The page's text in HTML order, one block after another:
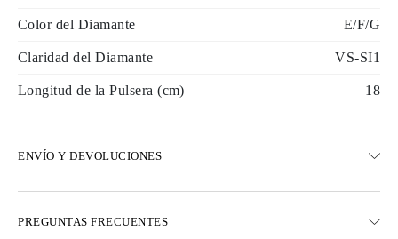
Color del Diamante E/F/G
Claridad del Diamante VS-SI1
Longitud de la Pulsera (cm) 18
ENVÍO Y DEVOLUCIONES
PREGUNTAS FRECUENTES